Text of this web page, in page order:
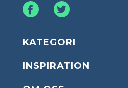
KATEGORI
INSPIRATION